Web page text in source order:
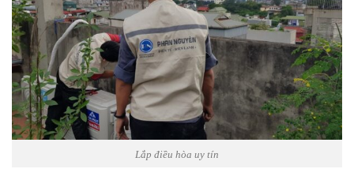
Lắp điều hòa uy tín